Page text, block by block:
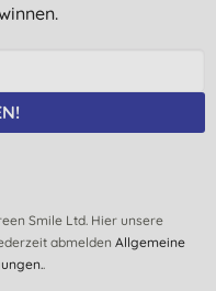
Smile Ltd. Hier unsere
abmelden Allgemeine
.